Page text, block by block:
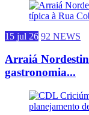
15 jul 26 92 NEWS
Arraiá
gastronomia...